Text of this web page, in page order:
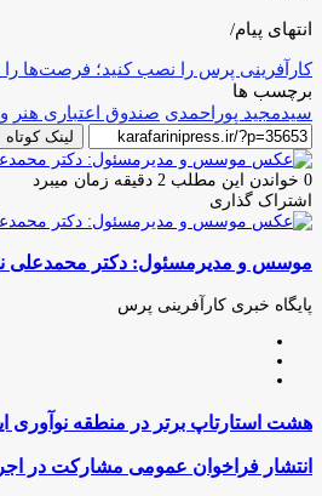
انتهای پیام/
کارآفرینی پرس را نصب کنید؛ فرصت‌ها
برچسب ها
سیدمجید پوراحمدی صندوق اعتباری هنر
لینک کوتاه
0 خواندن این مطلب 2 دقیقه زمان میبرد
اشتراک گذاری
فیس
توئیتر
لینکدین
واتس
تلگرام
اشتراک
از
ایمیل
چاپ
موسس و مدیرمسئول: دکتر محمدعلی
پایگاه خبری کارآفرینی پرس
هشت
برتر
در
هشت استارتاپ برتر در منطقه نوآوری
انتشار
انتشار فراخوان عمومی مشارکت در